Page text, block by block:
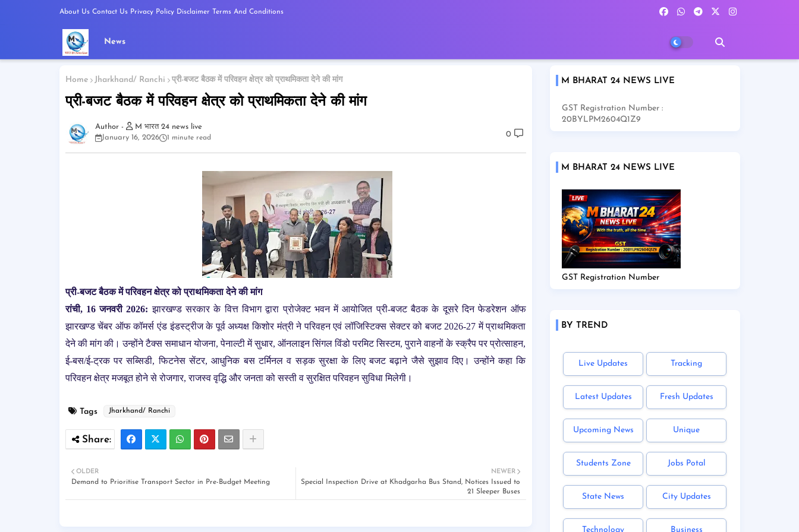
About Us Contact Us Privacy Policy Disclaimer Terms And Conditions
News
Home Jharkhand/ Ranchi प्री-बजट बैठक में परिवहन क्षेत्र को प्राथमिकता देने की मांग
प्री-बजट बैठक में परिवहन क्षेत्र को प्राथमिकता देने की मांग
M भारत 24 news live
January 16, 2026
1 minute read 0
प्री-बजट बैठक में परिवहन क्षेत्र को प्राथमिकता देने की मांग
रांची, 16 जनवरी 2026:झारखण्ड सरकार के वित्त विभाग द्वारा प्रोजेक्ट भवन में आयोजित प्री-बजट बैठक के दूसरे दिन फेडरेशन ऑफ
झारखण्ड चेंबर ऑफ कॉमर्स एंड इंडस्ट्रीज के पूर्व अध्यक्ष किशोर मंत्री ने परिवहन एवं लॉजिस्टिक्स सेक्टर को बजट 2026-27 में प्राथमिकता
देने की मांग की। उन्होंने टैक्स समाधान योजना, पेनाल्टी में सुधार, ऑनलाइन सिंगल विंडो परमिट सिस्टम, पुराने वाहनों के स्क्रैप पर प्रोत्साहन,
ई-बस/ई-ट्रक पर सब्सिडी, फिटनेस सेंटर, आधुनिक बस टर्मिनल व सड़क सुरक्षा के लिए बजट बढ़ाने जैसे सुझाव दिए। उन्होंने कहा कि
परिवहन क्षेत्र मजबूत होने से रोजगार, राजस्व वृद्धि और जनता को सस्ती व सुरक्षित परिवहन सुविधा मिलेगी।
Tags Jharkhand/ Ranchi
NEWER
Special Inspection Drive at Khadgarha Bus Stand, Notices Issued to
21 Sleeper Buses
OLDER
Demand to Prioritise Transport Sector in Pre-Budget Meeting
M BHARAT 24 NEWS LIVE
GST Registration Number :
20BYLPM2604Q1Z9
M BHARAT 24 NEWS LIVE
GST Registration Number
BY TREND
Live Updates Tracking
Latest Updates Fresh Updates
Upcoming News Unique
Students Zone Jobs Potal
State News City Updates
Technology Business